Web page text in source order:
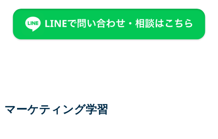
マーケティング学習